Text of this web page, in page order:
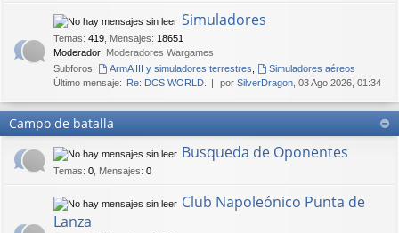
Simuladores
Temas: 419 Mensajes: 18651
Moderador: Moderadores Wargames
Subforos:
ArmA III y simuladores terrestres
Simuladores aéreos
Último mensaje: Re: DCS WORLD. por SilverDragon , 03 Ago 2026, 01:34
Campo de batalla
Busqueda de Oponentes
Temas: 0 Mensajes: 0
Club Napoleónico Punta de
Lanza